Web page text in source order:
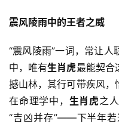
震风陵雨中的王者之威
“震风陵雨”一词，常让
中，唯有生肖虎最能契合
撼山林，其行可带疾风，
在命理学中， 生肖虎之
“吉凶并存”——下半年若